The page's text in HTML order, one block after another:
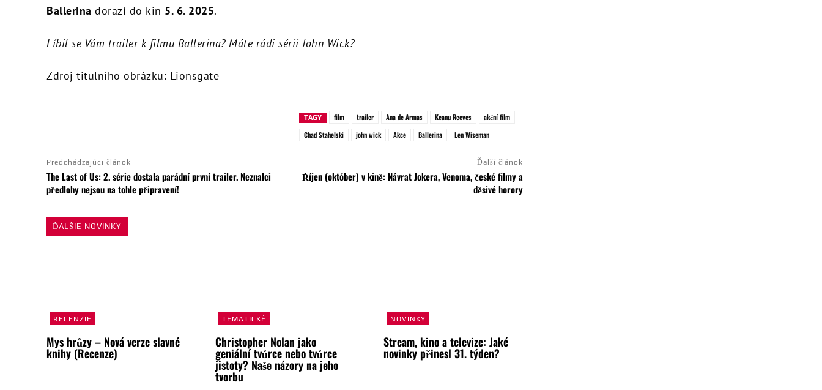
Ballerina dorazí do kin 5. 6. 2025.
Líbil se Vám trailer k filmu Ballerina? Máte rádi sérii John Wick?
Zdroj titulního obrázku: Lionsgate
TAGY film trailer Ana de Armas Keanu Reeves
akční film
Chad Stahelski
john wick Akce Ballerina Len Wiseman
Predchádzajúci článok
The Last of Us: 2. série dostala parádní první trailer. Neznalci
předlohy nejsou na tohle připravení!
Ďalší článok
Říjen (október) v kině: Návrat Jokera, Venoma, české filmy a
děsivé horory
ĎALŠIE NOVINKY
RECENZIE
Mys hrůzy – Nová verze slavné
knihy (Recenze)
TEMATICKÉ
Christopher Nolan jako
geniální tvůrce nebo tvůrce
jistoty? Naše názory na jeho
tvorbu
NOVINKY
Stream, kino a televize: Jaké
novinky přinesl 31. týden?